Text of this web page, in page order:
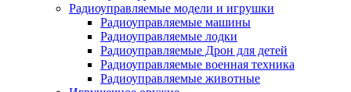
Радиоуправляемые модели и игрушки
Радиоуправляемые машины
Радиоуправляемые лодки
Радиоуправляемые Дрон для детей
Радиоуправляемые военная техника
Радиоуправляемые животные